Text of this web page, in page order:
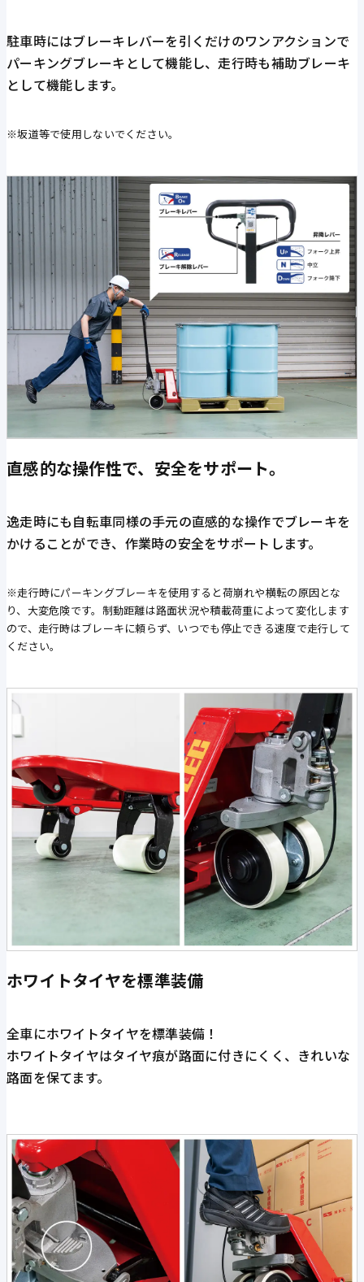
駐車時にはブレーキレバーを引くだけのワンアクションで
パーキングブレーキとして機能し、走行時も補助ブレーキ
として機能します。
※坂道等で使用しないでください。
直感的な操作性で、安全をサポート。
逸走時にも自転車同様の手元の直感的な操作でブレーキを
かけることができ、作業時の安全をサポートします。
※走行時にパーキングブレーキを使用すると荷崩れや横転の原因とな
り、大変危険です。制動距離は路面状況や積載荷重によって変化します
ので、走行時はブレーキに頼らず、いつでも停止できる速度で走行して
ください。
ホワイトタイヤを標準装備
全車にホワイトタイヤを標準装備！
ホワイトタイヤはタイヤ痕が路面に付きにくく、きれいな
路面を保てます。